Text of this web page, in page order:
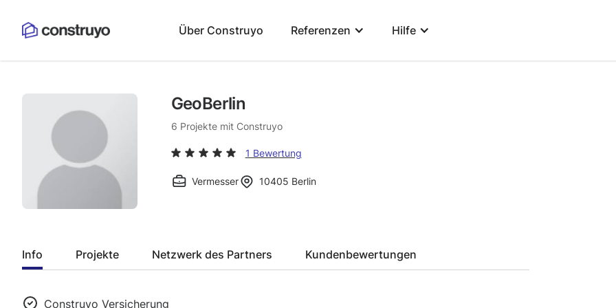
Über Construyo Referenzen Hilfe
GeoBerlin
6 Projekte mit Construyo
1 Bewertung
Vermesser 10405 Berlin
Info Projekte Netzwerk des Partners Kundenbewertungen
Construyo Versicherung